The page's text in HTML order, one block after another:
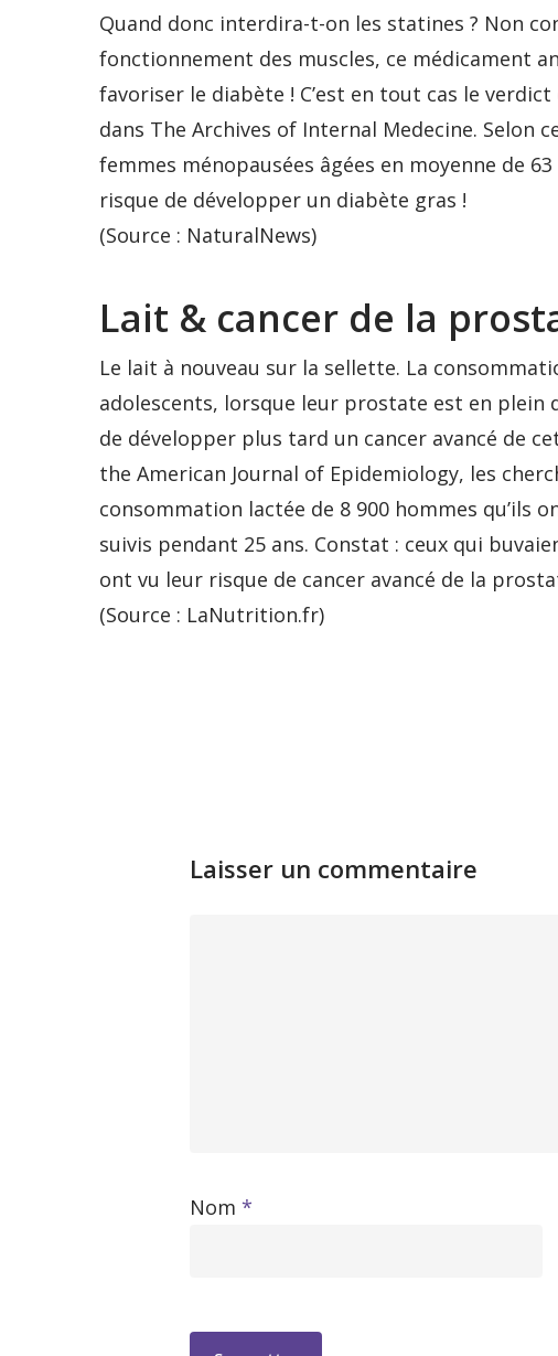
Quand donc interdira-t-on les statines ? Non
fonctionnement des muscles, ce médicament
favoriser le diabète ! C’est en tout cas le
dans The Archives of Internal Medecine. Selon
femmes ménopausées âgées en moyenne de
risque de développer un diabète gras !
(Source : NaturalNews)
Lait & cancer de la
Le lait à nouveau sur la sellette. La
adolescents, lorsque leur prostate est en
de développer plus tard un cancer avancé de
the American Journal of Epidemiology, les
consommation lactée de 8 900 hommes qu’ils
suivis pendant 25 ans. Constat : ceux qui
ont vu leur risque de cancer avancé de la
(Source : LaNutrition.fr)
Laisser un commentaire
Nom *